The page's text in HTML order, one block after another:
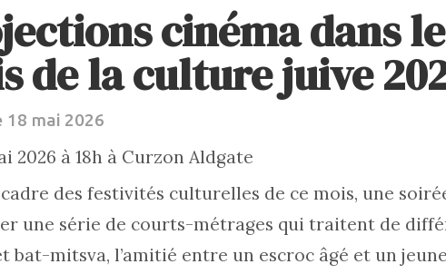
cinéma dans
de la culture juive
18 mai 2026
2026 à 18h à Curzon Aldgate
des festivités culturelles de ce mois, une
une série de courts-métrages qui traitent de
bat-mitsva, l’amitié entre un escroc âgé et un